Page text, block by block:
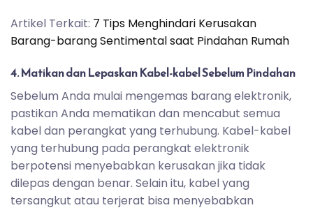
Artikel Terkait: 7 Tips Menghindari Kerusakan
Barang-barang Sentimental saat Pindahan Rumah
4. Matikan dan Lepaskan Kabel-kabel Sebelum Pindahan
Sebelum Anda mulai mengemas barang elektronik,
pastikan Anda mematikan dan mencabut semua
kabel dan perangkat yang terhubung. Kabel-kabel
yang terhubung pada perangkat elektronik
berpotensi menyebabkan kerusakan jika tidak
dilepas dengan benar. Selain itu, kabel yang
tersangkut atau terjerat bisa menyebabkan